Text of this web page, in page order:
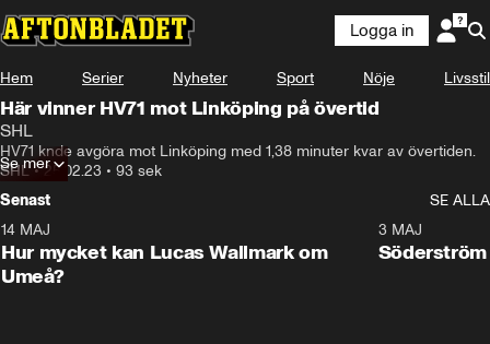
Logga in
Hem Serier Nyheter Sport Nöje Livsstil
Här vinner HV71 mot Linköping på övertid
SHL
HV71 knde avgöra mot Linköping med 1,38 minuter kvar av övertiden.
SHL•25.02.23 • 93 sek
Se mer
Senast
SE ALLA
Plus
14 MAJ
Hur mycket kan Lucas Wallmark om
Umeå?
3 MAJ